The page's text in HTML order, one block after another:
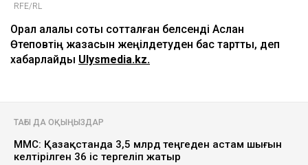
RFE/RL
Орал қалалық соты сотталған белсенді Аслан
Өтеповтің жазасын жеңілдетуден бас тартты, деп
хабарлайды Ulysmedia.kz.
ТАҒЫ ДА ОҚЫҢЫЗДАР
МӘМС: Қазақстанда 3,5 млрд теңгеден астам шығын
келтірілген 36 іс тергеліп жатыр